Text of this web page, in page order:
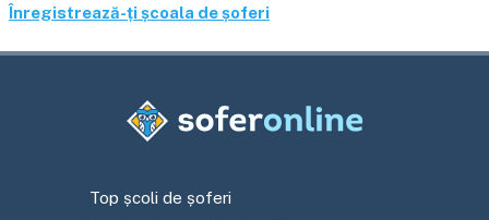
Înregistrează-ți școala de șoferi
Top școli de șoferi